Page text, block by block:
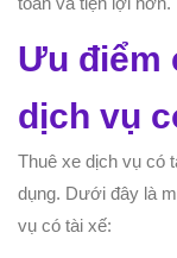
Ưu điểm
dịch vụ
Thuê xe dịch vụ có
dụng. Dưới đây là
vụ có tài xế: